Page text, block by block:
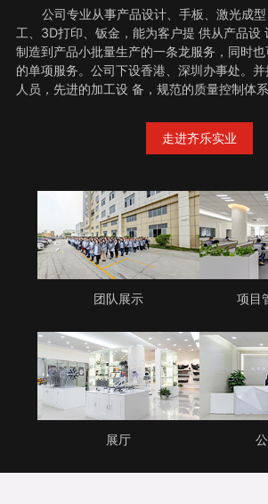
公司专业从事产品设计、手板、激光成
工、3D打印、钣金，能为客户提 供从产品设
制造到产品小批量生产的一条龙服务，同时
的单项服务。公司下设香港、深圳办事处。
人员，先进的加工设 备，规范的质量控制体系
走进齐乐实业
团队展示 项目
展厅